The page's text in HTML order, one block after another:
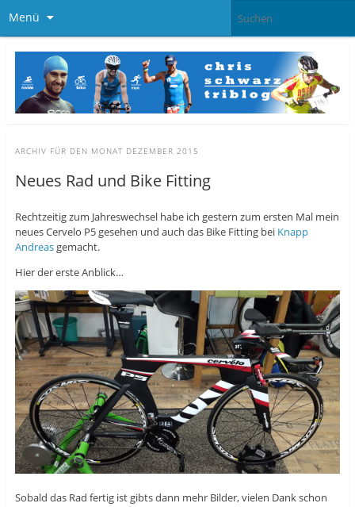
Menü
ARCHIV FÜR DEN MONAT DEZEMBER 2015
Neues Rad und Bike Fitting
Rechtzeitig zum Jahreswechsel habe ich gestern zum ersten Mal mein
neues Cervelo P5 gesehen und auch das Bike Fitting bei Knapp
Andreasgemacht.
Hier der erste Anblick…
Sobald das Rad fertig ist gibts dann mehr Bilder, vielen Dank schon